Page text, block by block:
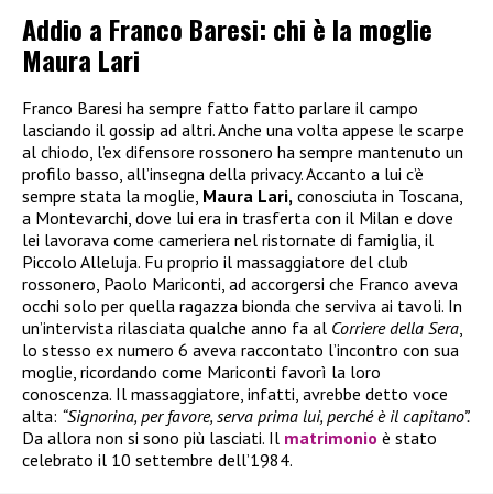
Addio a Franco Baresi: chi è la moglie
Maura Lari
Franco Baresi ha sempre fatto fatto parlare il campo
lasciando il gossip ad altri. Anche una volta appese le scarpe
al chiodo, l’ex difensore rossonero ha sempre mantenuto un
profilo basso, all’insegna della privacy. Accanto a lui c’è
sempre stata la moglie, Maura Lari, conosciuta in Toscana,
a Montevarchi, dove lui era in trasferta con il Milan e dove
lei lavorava come cameriera nel ristornate di famiglia, il
Piccolo Alleluja. Fu proprio il massaggiatore del club
rossonero, Paolo Mariconti, ad accorgersi che Franco aveva
occhi solo per quella ragazza bionda che serviva ai tavoli. In
un’intervista rilasciata qualche anno fa al Corriere della Sera,
lo stesso ex numero 6 aveva raccontato l’incontro con sua
moglie, ricordando come Mariconti favorì la loro
conoscenza. Il massaggiatore, infatti, avrebbe detto voce
alta: “Signorina, per favore, serva prima lui, perché è il capitano”.
Da allora non si sono più lasciati. Il matrimonio è stato
celebrato il 10 settembre dell’1984.